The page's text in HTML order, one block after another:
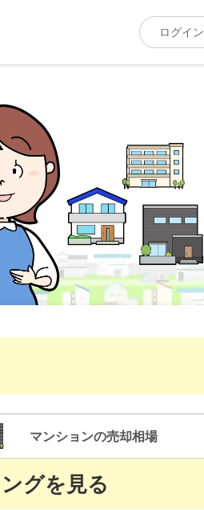
ログイン
マンションの売却相場
グを見る